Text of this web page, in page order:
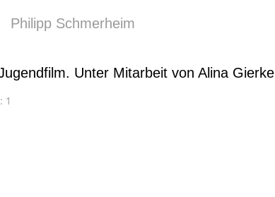
Philipp Schmerheim
Unter Mitarbeit von Alina Gierke
1